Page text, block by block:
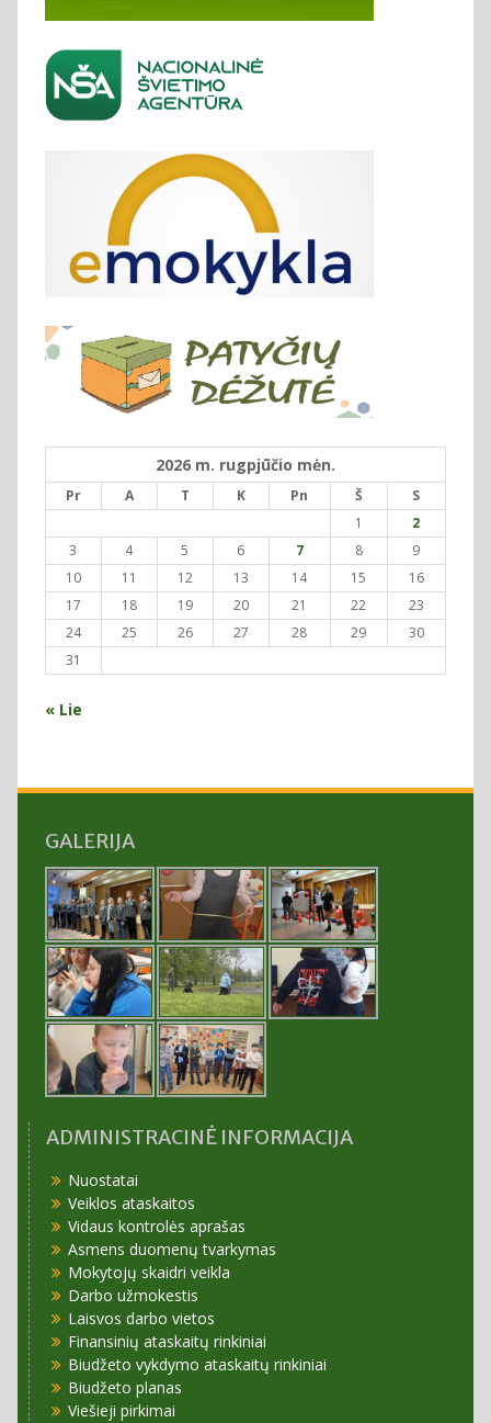
2026 m. rugpjūčio mėn.
Pr A T K Pn Š
S
1
2
3
4 5 6 7 8
9
10
11 12 13 14 15
16
17
18 19 20 21 22
23
24
25 26 27 28 29
30
31
« Lie
GALERIJA
ADMINISTRACINĖ INFORMACIJA
Nuostatai
Veiklos ataskaitos
Vidaus kontrolės aprašas
Asmens duomenų tvarkymas
Mokytojų skaidri veikla
Darbo užmokestis
Laisvos darbo vietos
Finansinių ataskaitų rinkiniai
Biudžeto vykdymo ataskaitų rinkiniai
Biudžeto planas
Viešieji pirkimai